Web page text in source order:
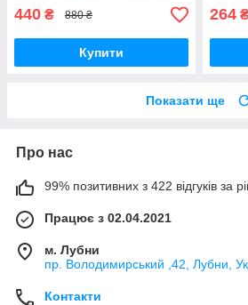
440 ₴ 880 ₴
Купити
264
Показати ще
Про нас
99% позитивних з 422 відгуків за
Працює з 02.04.2021
м. Лубни
пр. Володимирський ,42, Лубни,
Контакти